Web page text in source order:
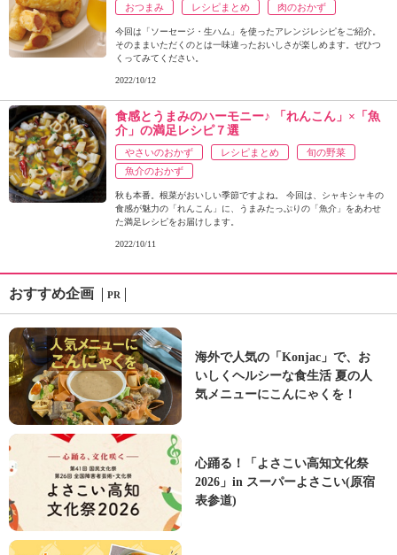
おつまみ レシピまとめ 肉のおかず
今回は「ソーセージ・生ハム」を使ったアレンジレシピをご紹介。
そのままいただくのとは一味違ったおいしさが楽しめます。ぜひつ
くってみてください。
2022/10/12
食感とうまみのハーモニー♪ 「れんこん」×「魚
介」の満足レシピ７選
やさいのおかず レシピまとめ
旬の野菜
魚介のおかず
秋も本番。根菜がおいしい季節ですよね。 今回は、シャキシャキの
食感が魅力の「れんこん」に、うまみたっぷりの「魚介」をあわせ
た満足レシピをお届けします。
2022/10/11
おすすめ企画 PR
海外で人気の「Konjac」で、お
いしくヘルシーな食生活 夏の人
気メニューにこんにゃくを！
心踊る！「よさこい高知文化祭
2026」in スーパーよさこい(原宿
表参道)